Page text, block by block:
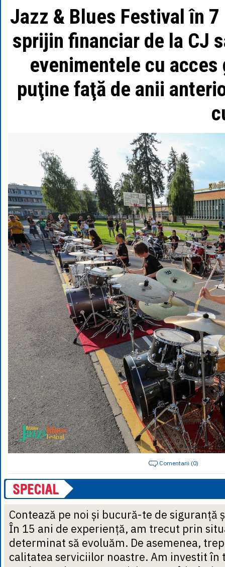
Jazz & Blues Festival în
sprijin financiar de la CJ
evenimentele cu
puţine faţă de anii
Comentarii (0)
Contează pe noi și bucură-te de siguranță
În 15 ani de experiență, am trecut prin
determinat să evoluăm. De asemenea,
calitatea serviciilor noastre. Am investit